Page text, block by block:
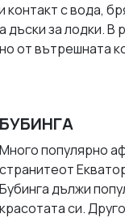
с вода,
дъски за лодки.
от вътрешната
БУБИНГА
Много популярно
странитеот
Бубинга дължи
красотата си.